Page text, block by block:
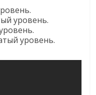
уровень.
уровень.